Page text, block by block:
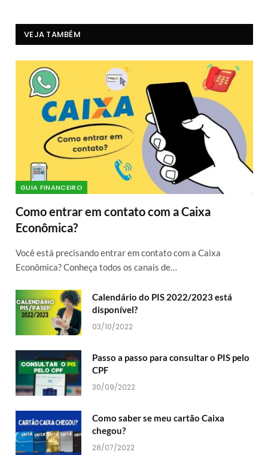
VEJA TAMBÉM
GUIA FINANCEIRO
Como entrar em contato com a Caixa
Econômica?
Você está precisando entrar em contato com a Caixa
Econômica? Conheça todos os canais de…
Calendário do PIS 2022/2023 está
disponível?
03/10/2022
Passo a passo para consultar o PIS pelo
CPF
30/09/2022
Como saber se meu cartão Caixa
chegou?
28/07/2022